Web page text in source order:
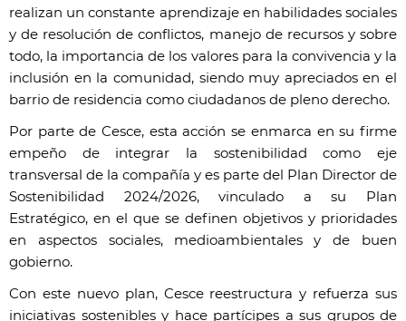
realizan un constante aprendizaje en habilidades sociales
y de resolución de conflictos, manejo de recursos y sobre
todo, la importancia de los valores para la convivencia y la
inclusión en la comunidad, siendo muy apreciados en el
barrio de residencia como ciudadanos de pleno derecho.
Por parte de Cesce, esta acción se enmarca en su firme
empeño de integrar la sostenibilidad como eje
transversal de la compañía y es parte del Plan Director de
Sostenibilidad 2024/2026, vinculado a su Plan
Estratégico, en el que se definen objetivos y prioridades
en aspectos sociales, medioambientales y de buen
gobierno.
Con este nuevo plan, Cesce reestructura y refuerza sus
iniciativas sostenibles y hace partícipes a sus grupos de